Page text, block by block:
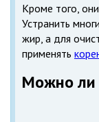
Кроме того,
Устранить
жир, а для
применять
Можно ли